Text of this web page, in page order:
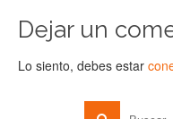
Dejar un
Lo siento, debes estar